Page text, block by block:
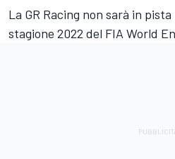
La GR Racing non sarà in
stagione 2022 del FIA World